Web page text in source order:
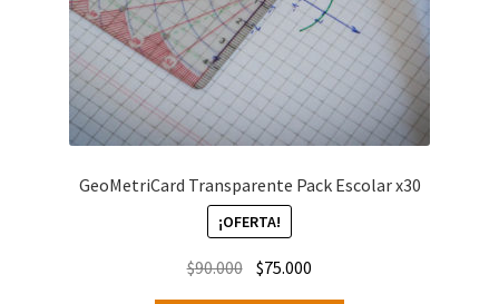
GeoMetriCard Transparente Pack Escolar x30
¡OFERTA!
$90.000 Original
$75.000